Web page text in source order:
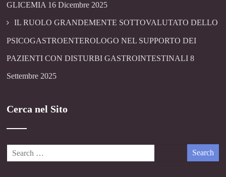
GLICEMIA 16 Dicembre 2025
IL RUOLO GRANDEMENTE SOTTOVALUTATO DELLO
PSICOGASTROENTEROLOGO NEL SUPPORTO DEI
PAZIENTI CON DISTURBI GASTROINTESTINALI 8
Settembre 2025
Cerca nel Sito